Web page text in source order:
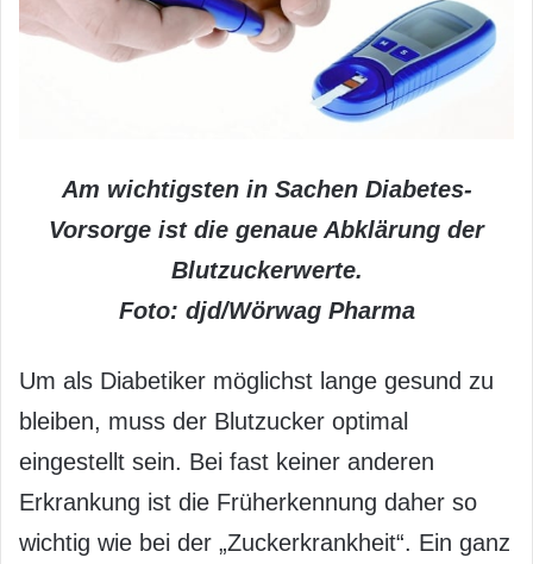
Am wichtigsten in Sachen Diabetes-
Vorsorge ist die genaue Abklärung der
Blutzuckerwerte.
Foto: djd/Wörwag Pharma
Um als Diabetiker möglichst lange gesund zu
bleiben, muss der Blutzucker optimal
eingestellt sein. Bei fast keiner anderen
Erkrankung ist die Früherkennung daher so
wichtig wie bei der „Zuckerkrankheit“. Ein ganz